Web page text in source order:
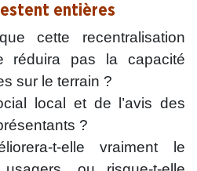
entières
cette recentralisation
réduira pas la capacité
sur le terrain ?
local et de l’avis des
?
t-elle vraiment le